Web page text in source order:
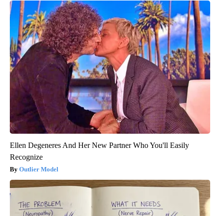
Ellen Degeneres And Her New Partner Who You'll Easily
Recognize
Outlier Model